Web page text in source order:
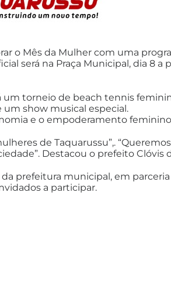
o Mês da Mulher com uma
será na Praça Municipal, dia 8 a
um torneio de beach tennis
um show musical especial.
e o empoderamento
de Taquarussu”,.
Destacou o prefeito Clóvis
prefeitura municipal, em
a participar.